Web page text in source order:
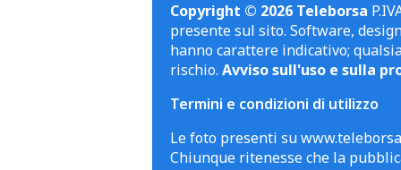
Copyright © 2026 Teleborsa
presente sul sito. Software,
hanno carattere indicativo;
rischio. Avviso sull'uso e sulla
Termini e condizioni di utilizzo
Le foto presenti su
Chiunque ritenesse che la